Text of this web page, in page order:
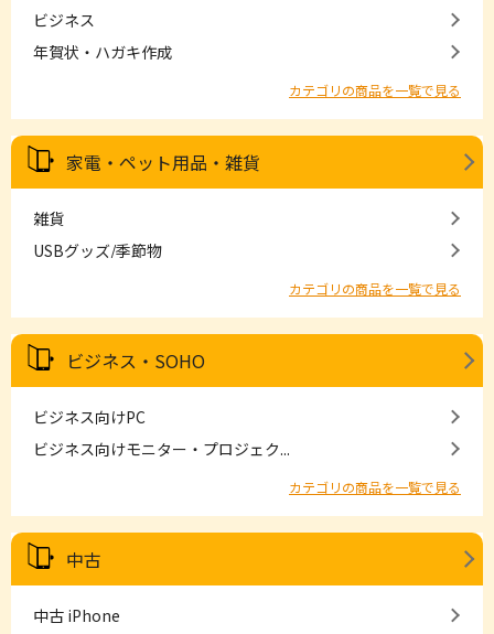
ビジネス
年賀状・ハガキ作成
カテゴリの商品を一覧で見る
家電・ペット用品・雑貨
雑貨
USBグッズ/季節物
カテゴリの商品を一覧で見る
ビジネス・SOHO
ビジネス向けPC
ビジネス向けモニター・プロジェク...
カテゴリの商品を一覧で見る
中古
中古 iPhone